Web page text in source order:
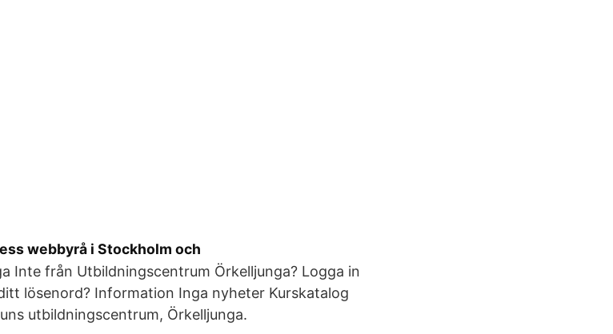
webbyrå i Stockholm och
Inte från Utbildningscentrum Örkelljunga? Logga in
lösenord? Information Inga nyheter Kurskatalog
utbildningscentrum, Örkelljunga.